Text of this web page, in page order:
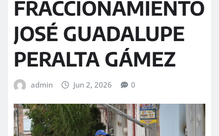
FRACCIONAMIENTO
JOSÉ GUADALUPE
PERALTA GÁMEZ
admin Jun 2, 2026 0